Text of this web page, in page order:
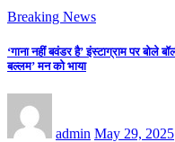
Breaking News
‘गाना नहीं बवंडर है’ इंस्टाग्राम पर
बल्लम’ मन को भाया
admin May 29, 2025